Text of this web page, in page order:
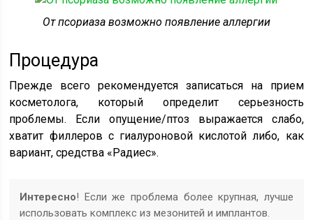
От псориаза возможно появление аллергии
Процедура
Прежде всего рекомендуется записаться на прием
косметолога, который определит серьезность
проблемы. Если опущение/птоз выражается слабо,
хватит филлеров с гиалуроновой кислотой либо, как
вариант, средства «Радиес».
Интересно! Если же проблема более крупная, лучше
использовать комплекс из мезонитей и имплантов.